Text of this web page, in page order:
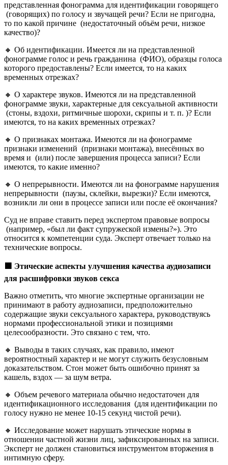
представленная фонограмма для идентификации говорящего
(говорящих) по голосу и звучащей речи? Если не пригодна,
то по какой причине (недостаточный объём речи, низкое
качество)?
🔸 Об идентификации. Имеется ли на представленной
фонограмме голос и речь гражданина (ФИО), образцы голоса
которого предоставлены? Если имеется, то на каких
временных отрезках?
🔸 О характере звуков. Имеются ли на представленной
фонограмме звуки, характерные для сексуальной активности
(стоны, вздохи, ритмичные шорохи, скрипы и т. п. )? Если
имеются, то на каких временных отрезках?
🔸 О признаках монтажа. Имеются ли на фонограмме
признаки изменений (признаки монтажа), внесённых во
время и (или) после завершения процесса записи? Если
имеются, то какие именно?
🔸 О непрерывности. Имеются ли на фонограмме нарушения
непрерывности (паузы, склейки, вырезки)? Если имеются,
возникли ли они в процессе записи или после её окончания?
Суд не вправе ставить перед экспертом правовые вопросы
(например, «был ли факт супружеской измены?»). Это
относится к компетенции суда. Эксперт отвечает только на
технические вопросы.
Этические аспекты улучшения качества аудиозаписи
для расшифровки звуков секса
Важно отметить, что многие экспертные организации не
принимают в работу аудиозаписи, предположительно
содержащие звуки сексуального характера, руководствуясь
нормами профессиональной этики и позициями
целесообразности. Это связано с тем, что.
🔸 Выводы в таких случаях, как правило, имеют
вероятностный характер и не могут служить безусловным
доказательством. Стон может быть ошибочно принят за
кашель, вздох — за шум ветра.
🔸 Объем речевого материала обычно недостаточен для
идентификационного исследования (для идентификации по
голосу нужно не менее 10-15 секунд чистой речи).
🔸 Исследование может нарушать этические нормы в
отношении частной жизни лиц, зафиксированных на записи.
Эксперт не должен становиться инструментом вторжения в
интимную сферу.